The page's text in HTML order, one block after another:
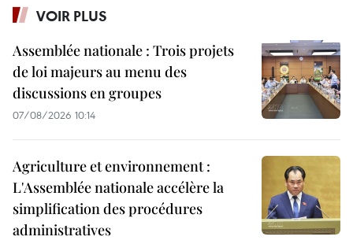
VOIR PLUS
Assemblée nationale : Trois projets
de loi majeurs au menu des
discussions en groupes
07/08/2026 10:14
Agriculture et environnement :
L'Assemblée nationale accélère la
simplification des procédures
administratives